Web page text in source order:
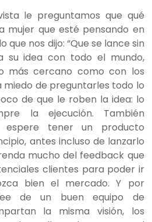
le preguntamos que qué
mujer que esté pensando en
que nos dijo: “Que se lance sin
su idea con todo el mundo,
más cercano como con los
miedo de preguntarles todo lo
de que le roben la idea: lo
la ejecución. También
espere tener un producto
antes incluso de lanzarlo
mucho del feedback que
clientes para poder ir
bien el mercado. Y por
de un buen equipo de
la misma visión, los